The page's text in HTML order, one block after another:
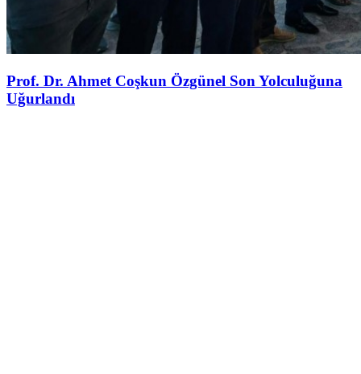
Prof. Dr. Ahmet Coşkun Özgünel Son Yolculuğuna
Uğurlandı